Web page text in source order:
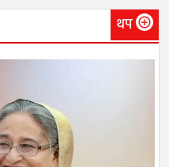
थप